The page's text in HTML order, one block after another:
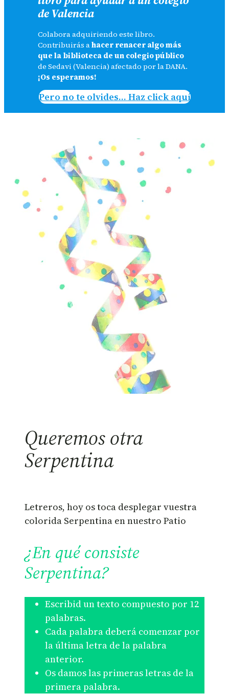
de Valencia
Colabora adquiriendo este libro.
Contribuirás ahacer renacer algo más
que la biblioteca de un colegio público
de Sedavi (Valencia) afectado por la DANA.
¡Os esperamos!
Pero no te olvides… Haz click aquí
Queremos otra
Serpentina
Letreros, hoy os toca desplegar vuestra
colorida Serpentina en nuestro Patio
¿En qué consiste
Serpentina?
Escribid un texto compuesto por 12
palabras.
Cada palabra deberá comenzar por
la última letra de la palabra
anterior.
Os damos las primeras letras de la
primera palabra.